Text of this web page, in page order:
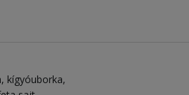
kígyóuborka,